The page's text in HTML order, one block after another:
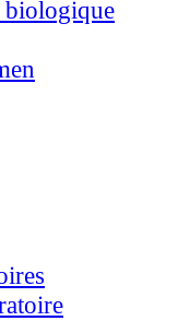
biologique